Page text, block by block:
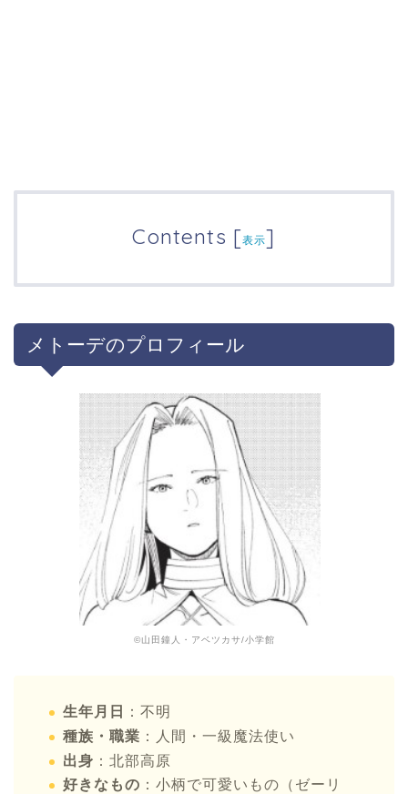
Contents [表示]
メトーデのプロフィール
©山田鐘人・アベツカサ/小学館
生年月日
：不明
種族・職業 ：人間・一級魔法使い
出身 ：北部高原
好きなもの ：小柄で可愛いもの（ゼーリ